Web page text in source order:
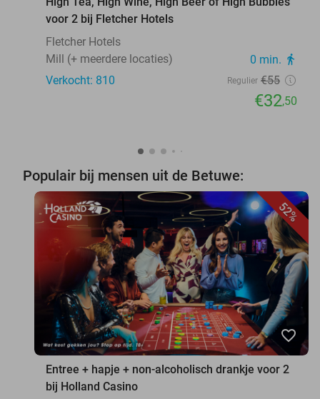
voor 2 bij Fletcher Hotels
Fletcher Hotels
Mill (+ meerdere locaties)
0 min. directions_walk
Verkocht: 810 Regulier €55
€32,50
Populair bij mensen uit de Betuwe:
52%
favorite_border
Entree + hapje + non-alcoholisch drankje voor 2
bij Holland Casino